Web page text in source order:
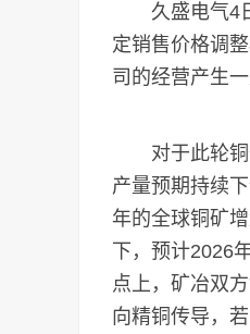
久盛电气4日
定销售价格调
司的经营产生
对于此轮铜
产量预期持续
年的全球铜矿
下，预计2026
点上，矿冶双
向精铜传导，